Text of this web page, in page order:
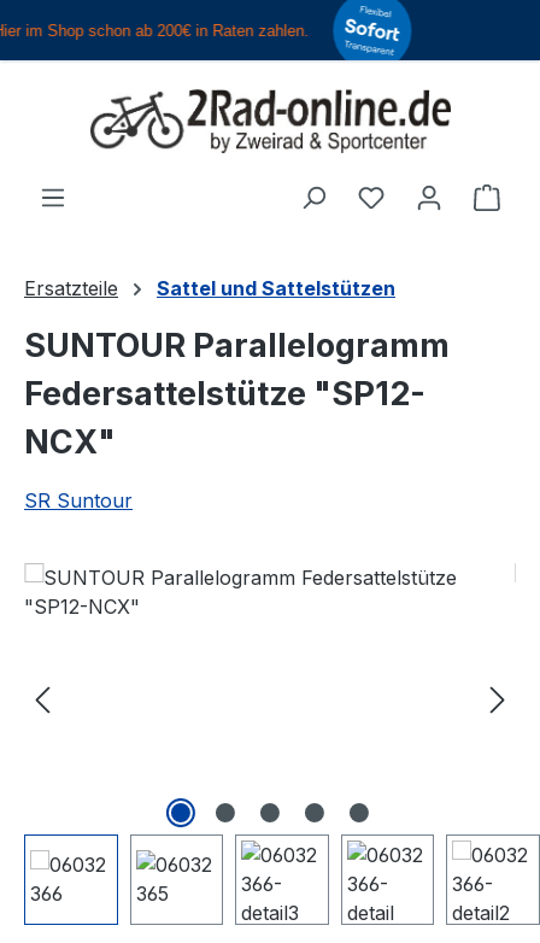
Zum Hauptinhalt springen
Du hast 0
Ersatzteile Sattel und Sattelstützen
SUNTOUR Parallelogramm
Federsattelstütze "SP12-
NCX"
SR Suntour
Bildergalerie überspringen